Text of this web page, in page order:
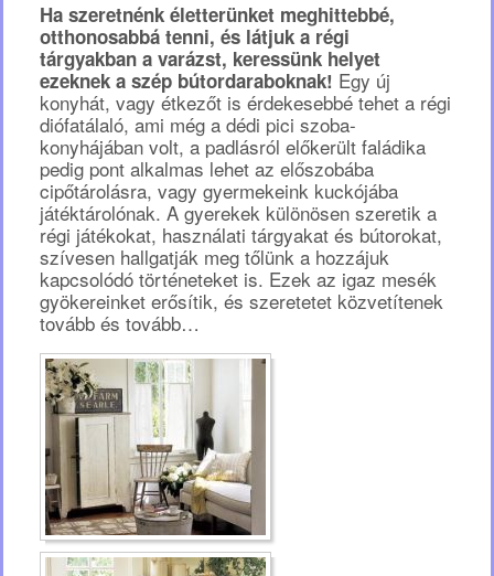
Ha szeretnénk életterünket meghittebbé,
otthonosabbá tenni, és látjuk a régi
tárgyakban a varázst, keressünk helyet
ezeknek a szép bútordaraboknak! Egy új
konyhát, vagy étkezőt is érdekesebbé tehet a régi
diófatálaló, ami még a dédi pici szoba-
konyhájában volt, a padlásról előkerült faládika
pedig pont alkalmas lehet az előszobába
cipőtárolásra, vagy gyermekeink kuckójába
játéktárolónak. A gyerekek különösen szeretik a
régi játékokat, használati tárgyakat és bútorokat,
szívesen hallgatják meg tőlünk a hozzájuk
kapcsolódó történeteket is. Ezek az igaz mesék
gyökereinket erősítik, és szeretetet közvetítenek
tovább és tovább…